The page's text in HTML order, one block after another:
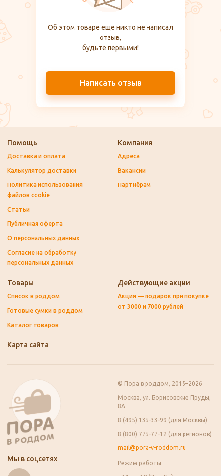
Об этом товаре еще никто не написал
отзыв,
будьте первыми!
Написать отзыв
Помощь
Доставка и оплата
Калькулятор доставки
Политика использования
файлов cookie
Статьи
Публичная оферта
О персональных данных
Согласие на обработку
персональных данных
Компания
Адреса
Вакансии
Партнёрам
Товары
Список в роддом
Готовые сумки в роддом
Каталог товаров
Действующие акции
Акция — подарок при покупке
от 3000 и 7000 рублей
Карта сайта
Мы в соцсетях
© Пора в роддом, 2015–2026
Москва, ул. Борисовские Пруды,
8А
8 (495) 135-33-99 (для Москвы)
8 (800) 775-77-12 (для регионов)
mail@pora-v-roddom.ru
Режим работы